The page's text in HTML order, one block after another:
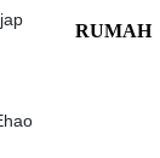
RUMAH